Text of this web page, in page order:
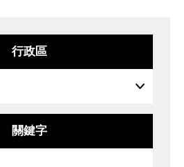
行政區
關鍵字